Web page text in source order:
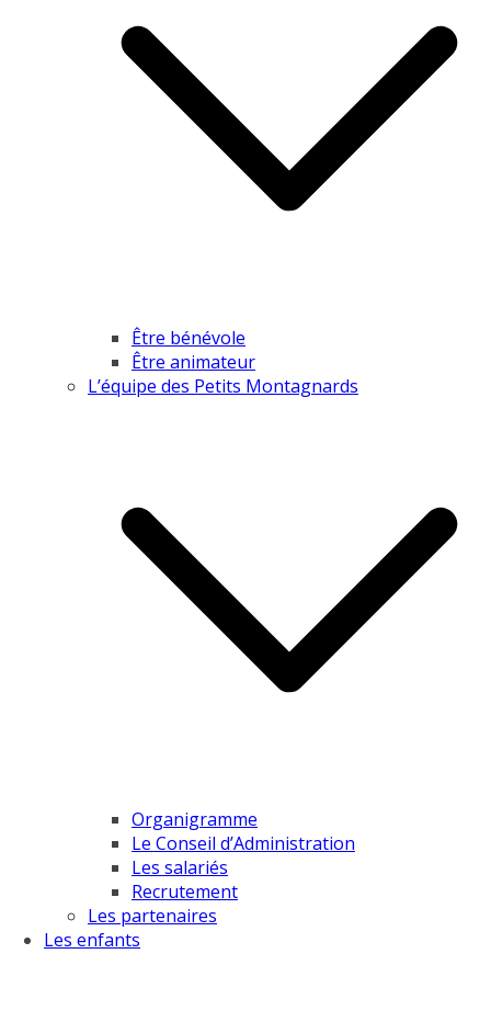
Être bénévole
Être animateur
L’équipe des Petits Montagnards
Organigramme
Le Conseil d’Administration
Les salariés
Recrutement
Les partenaires
Les enfants